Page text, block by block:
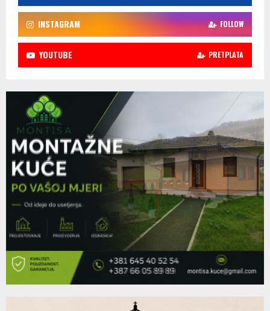
INSTAGRAM FOLLOW
YOUTUBE PRETPLATA